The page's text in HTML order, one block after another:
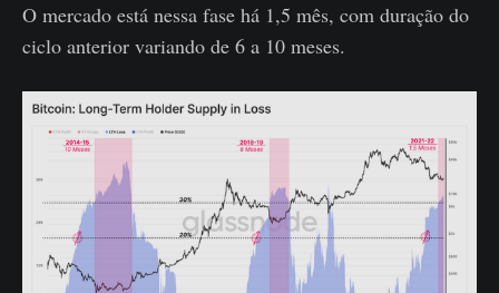
O mercado está nessa fase há 1,5 mês, com duração do
ciclo anterior variando de 6 a 10 meses.